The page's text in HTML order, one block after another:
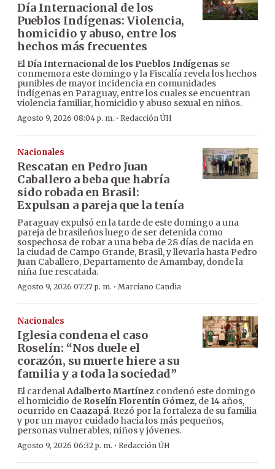
Día Internacional de los
Pueblos Indígenas: Violencia,
homicidio y abuso, entre los
hechos más frecuentes
El Día Internacional de los Pueblos Indígenas se
conmemora este domingo y la Fiscalía revela los hechos
punibles de mayor incidencia en comunidades
indígenas en Paraguay, entre los cuales se encuentran
violencia familiar, homicidio y abuso sexual en niños.
Agosto 9, 2026 08:04 p. m. · Redacción ÚH
Nacionales
Rescatan en Pedro Juan
Caballero a beba que habría
sido robada en Brasil:
Expulsan a pareja que la tenía
Paraguay expulsó en la tarde de este domingo a una
pareja de brasileños luego de ser detenida como
sospechosa de robar a una beba de 28 días de nacida en
la ciudad de Campo Grande, Brasil, y llevarla hasta Pedro
Juan Caballero, Departamento de Amambay, donde la
niña fue rescatada.
Agosto 9, 2026 07:27 p. m. · Marciano Candia
Nacionales
Iglesia condena el caso
Roselín: “Nos duele el
corazón, su muerte hiere a su
familia y a toda la sociedad”
El cardenalAdalberto Martínez condenó este domingo
el homicidio de Roselín Florentín Gómez, de 14 años,
ocurrido en Caazapá. Rezó por la fortaleza de su familia
y por un mayor cuidado hacia los más pequeños,
personas vulnerables, niños y jóvenes.
Agosto 9, 2026 06:32 p. m. · Redacción ÚH